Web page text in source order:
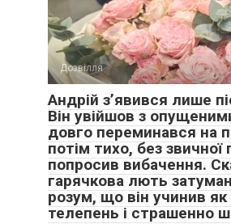
Дозвілля
Андрій з’явився лише
Він увійшов з
довго переминався на
потім тихо, без звичної
попросив вибачення.
гарячкова лють
розум, що він учинив
телепень і страшенно